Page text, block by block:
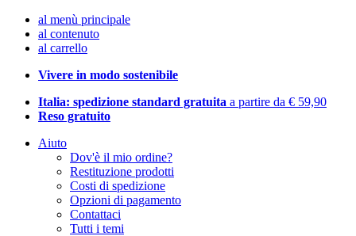
al menù principale
al contenuto
al carrello
Vivere in modo sostenibile
Italia: spedizione standard gratuita a partire da € 59,90
Reso gratuito
Aiuto
Dov'è il mio ordine?
Restituzione prodotti
Costi di spedizione
Opzioni di pagamento
Contattaci
Tutti i temi